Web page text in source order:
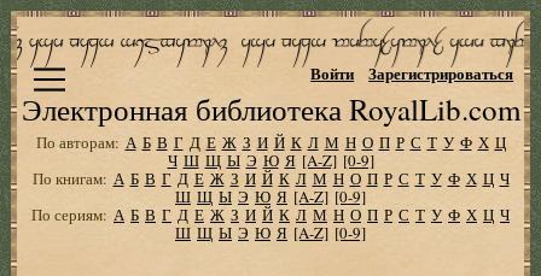
Электронная библиотека RoyalLib.com
Войти Зарегистрироваться
По авторам: А Б В Г Д Е Ж З И Й К Л М Н О П Р С Т У Ф Х Ц
Ч Ш Щ Ы Э Ю Я [A-Z] [0-9]
По книгам: А Б В Г Д Е Ж З И Й К Л М Н О П Р С Т У Ф Х Ц Ч
Ш Щ Ы Э Ю Я [A-Z] [0-9]
По сериям: А Б В Г Д Е Ж З И Й К Л М Н О П Р С Т У Ф Х Ц Ч
Ш Щ Ы Э Ю Я [A-Z] [0-9]